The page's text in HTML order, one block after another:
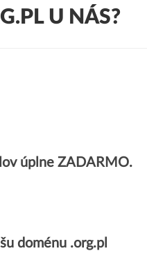
U NÁS?
úplne ZADARMO.
doménu .org.pl